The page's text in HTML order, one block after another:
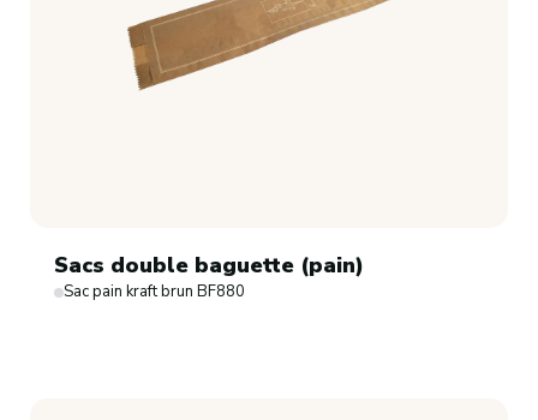
Sacs double baguette (pain)
Sac pain kraft brun BF880